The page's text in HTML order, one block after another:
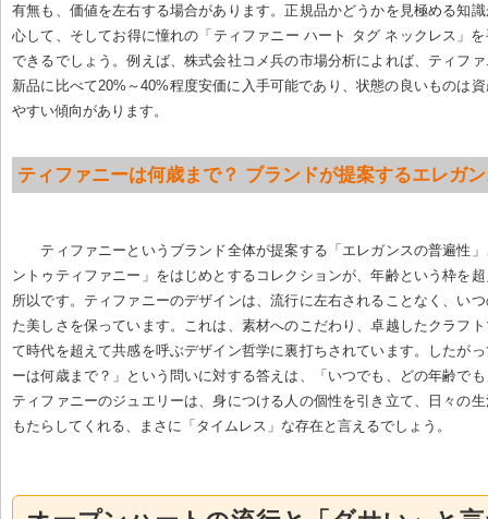
有無も、価値を左右する場合があります。正規品かどうかを見極める知
心して、そしてお得に憧れの「ティファニー ハート タグ ネックレス」
できるでしょう。例えば、株式会社コメ兵の市場分析によれば、ティフ
新品に比べて20%～40%程度安価に入手可能であり、状態の良いものは
やすい傾向があります。
ティファニーは何歳まで？ ブランドが提案するエレガ
ティファニーというブランド全体が提案する「エレガンスの普遍性
ントゥティファニー」をはじめとするコレクションが、年齢という枠を
所以です。ティファニーのデザインは、流行に左右されることなく、い
た美しさを保っています。これは、素材へのこだわり、卓越したクラフ
て時代を超えて共感を呼ぶデザイン哲学に裏打ちされています。したが
ーは何歳まで？」という問いに対する答えは、「いつでも、どの年齢で
ティファニーのジュエリーは、身につける人の個性を引き立て、日々の
もたらしてくれる、まさに「タイムレス」な存在と言えるでしょう。